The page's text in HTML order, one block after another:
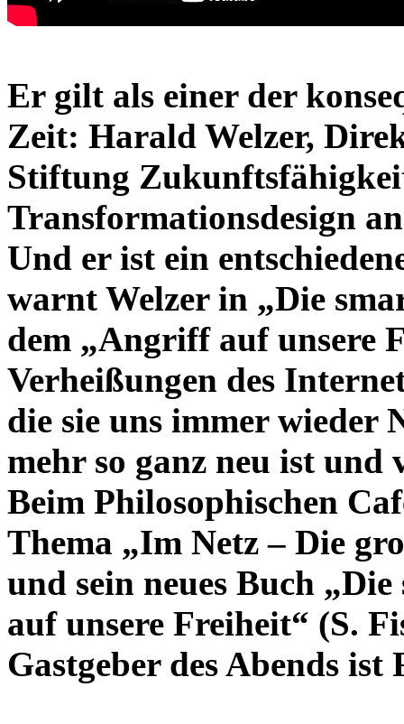
Er gilt als einer der
Zeit: Harald Welzer,
Stiftung
Transformationsdesign
Und er ist ein
warnt Welzer in „Die
dem „Angriff auf unsere
Verheißungen des
die sie uns immer wieder
mehr so ganz neu ist
Beim Philosophischen
Thema „Im Netz – Die
und sein neues Buch
auf unsere Freiheit“ (S.
Gastgeber des Abends